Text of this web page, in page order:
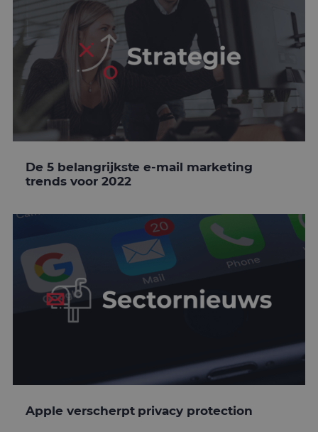
De 5 belangrijkste e-mail marketing
trends voor 2022
Apple verscherpt privacy protection